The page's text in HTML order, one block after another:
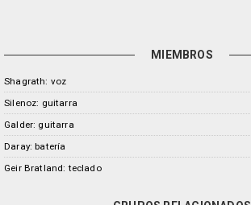
MIEMBROS
Shagrath: voz
Silenoz: guitarra
Galder: guitarra
Daray: batería
Geir Bratland: teclado